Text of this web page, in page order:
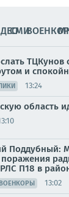
СМИ
и
13:24
область
Поддубный:
П18 в
ВОЕНКОРЫ 13:02